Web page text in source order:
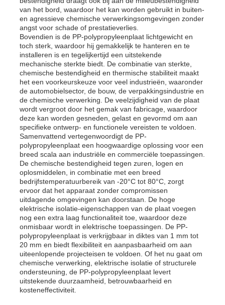
Alle Gevallen
Vraag een offerte aan
De Plastic Raad van pp
PP Advertising Board
Plastic PP-plaat
PPS-raad
Vlamvertragende polypropyleen plaat
Holle de Bouwraad van pp
PP-wandplaat
van het bord, waardoor het kan worden gebruikt in buiten-
en agressieve chemische verwerkingsomgevingen zonder
angst voor schade of prestatieverlies.
Bovendien is de PP-polypropyleenplaat lichtgewicht en
toch sterk, waardoor hij gemakkelijk te hanteren en te
installeren is en tegelijkertijd een uitstekende
mechanische sterkte biedt. De combinatie van sterkte,
chemische bestendigheid en thermische stabiliteit maakt
het een voorkeurskeuze voor veel industrieën, waaronder
de automobielsector, de bouw, de verpakkingsindustrie en
de chemische verwerking. De veelzijdigheid van de plaat
wordt vergroot door het gemak van fabricage, waardoor
deze kan worden gesneden, gelast en gevormd om aan
specifieke ontwerp- en functionele vereisten te voldoen.
Samenvattend vertegenwoordigt de PP-
polypropyleenplaat een hoogwaardige oplossing voor een
breed scala aan industriële en commerciële toepassingen.
De chemische bestendigheid tegen zuren, logen en
oplosmiddelen, in combinatie met een breed
bedrijfstemperatuurbereik van -20°C tot 80°C, zorgt
ervoor dat het apparaat zonder compromissen
uitdagende omgevingen kan doorstaan. De hoge
elektrische isolatie-eigenschappen van de plaat voegen
nog een extra laag functionaliteit toe, waardoor deze
onmisbaar wordt in elektrische toepassingen. De PP-
polypropyleenplaat is verkrijgbaar in diktes van 1 mm tot
20 mm en biedt flexibiliteit en aanpasbaarheid om aan
uiteenlopende projecteisen te voldoen. Of het nu gaat om
chemische verwerking, elektrische isolatie of structurele
ondersteuning, de PP-polypropyleenplaat levert
uitstekende duurzaamheid, betrouwbaarheid en
kosteneffectiviteit.